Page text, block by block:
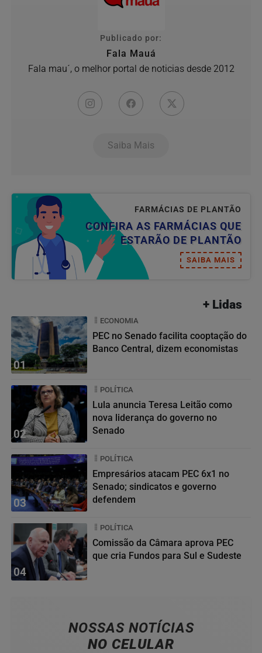
Publicado por:
Fala Mauá
Fala mau´, o melhor portal de noticias desde 2012
Saiba Mais
FARMÁCIAS DE PLANTÃO
CONFIRA AS FARMÁCIAS QUE
ESTARÃO DE PLANTÃO
SAIBA MAIS
+ Lidas
01
ECONOMIA
PEC no Senado facilita cooptação do
Banco Central, dizem economistas
02
POLÍTICA
Lula anuncia Teresa Leitão como
nova liderança do governo no
Senado
03
POLÍTICA
Empresários atacam PEC 6x1 no
Senado; sindicatos e governo
defendem
04
POLÍTICA
Comissão da Câmara aprova PEC
que cria Fundos para Sul e Sudeste
NOSSAS NOTÍCIAS
NO CELULAR